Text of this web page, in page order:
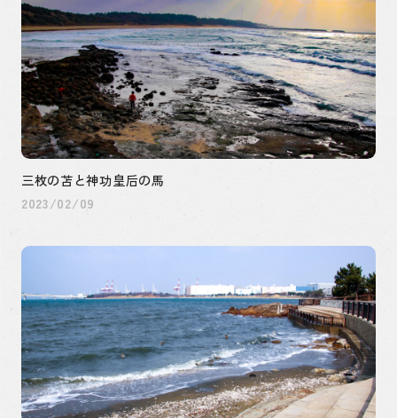
三枚の苫と神功皇后の馬
2023/02/09